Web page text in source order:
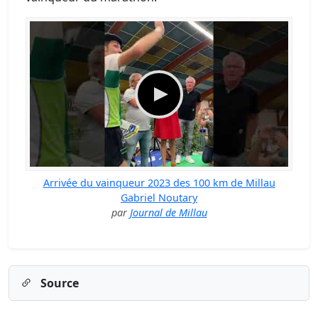
Arrivée du vainqueur 2023 des 100 km de Millau
Gabriel Noutary
par Journal de Millau
Source